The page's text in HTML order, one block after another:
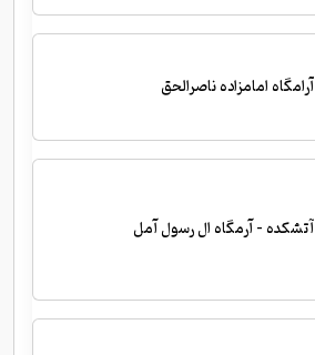
آرامگاه امامزاده ناصرالحق
آتشکده - آرمگاه ال رسول آمل